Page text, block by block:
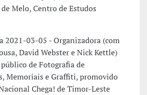
Melo, Centro de Estudos
2021-03-05 - Organizadora (com
David Webster e Nick Kettle)
de Fotografia de
Memoriais e Graffiti, promovido
Chega! de Timor-Leste